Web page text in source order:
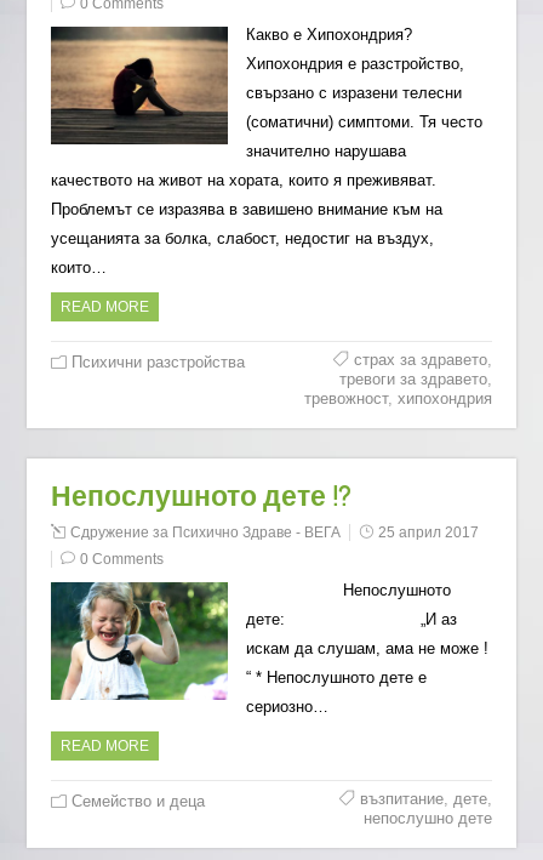
0 Comments
Какво е Хипохондрия?
Хипохондрия е разстройство,
свързано с изразени телесни
(соматични) симптоми. Тя често
значително нарушава
качеството на живот на хората, които я преживяват.
Проблемът се изразява в завишено внимание към на
усещанията за болка, слабост, недостиг на въздух,
които…
READ MORE
Психични разстройства страх за здравето,
тревоги за здравето,
тревожност, хипохондрия
Непослушното дете !?
Сдружение за Психично Здраве - ВЕГА
25 април 2017
0 Comments
Непослушното
дете: „И аз
искам да слушам, ама не може !
“ * Непослушното дете е
сериозно…
READ MORE
Семейство и деца възпитание, дете,
непослушно дете